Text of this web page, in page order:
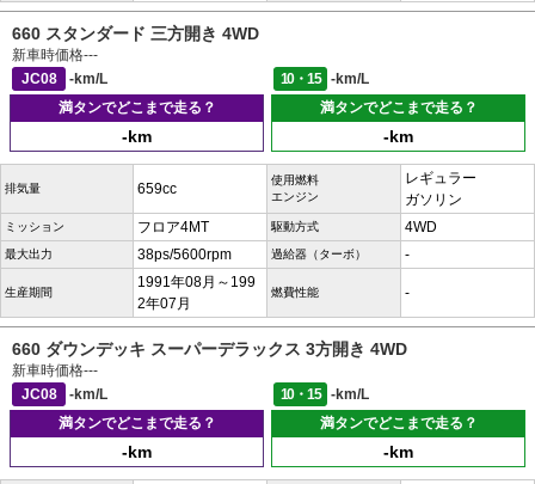
660 スタンダード 三方開き 4WD
新車時価格---
JC08
-km/L 10・15
-km/L
満タンでどこまで走る？
-km
満タンでどこまで走る？
-km
排気量 659cc
使用燃料
エンジン
レギュラー
ガソリン
ミッション フロア4MT 駆動方式 4WD
最大出力 38ps/5600rpm 過給器（ターボ） -
生産期間
1991年08月～199
2年07月
燃費性能 -
660 ダウンデッキ スーパーデラックス 3方開き 4WD
新車時価格---
JC08
-km/L 10・15
-km/L
満タンでどこまで走る？
-km
満タンでどこまで走る？
-km